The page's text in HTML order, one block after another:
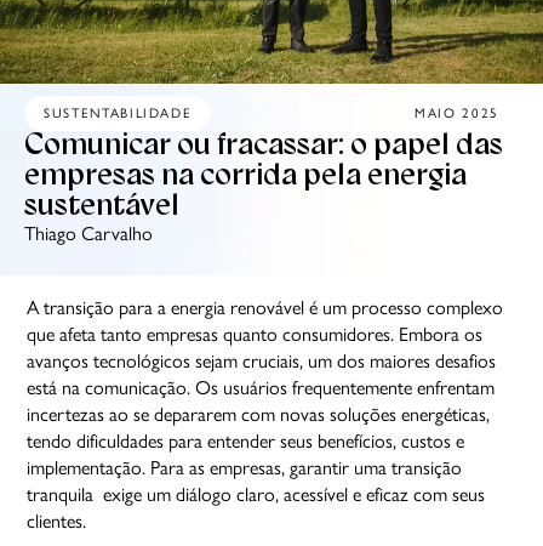
SUSTENTABILIDADE MAIO 2025
Comunicar ou fracassar: o papel das
empresas na corrida pela energia
sustentável
Thiago Carvalho
A transição para a energia renovável é um processo complexo
que afeta tanto empresas quanto consumidores. Embora os
avanços tecnológicos sejam cruciais, um dos maiores desafios
está na comunicação. Os usuários frequentemente enfrentam
incertezas ao se depararem com novas soluções energéticas,
tendo dificuldades para entender seus benefícios, custos e
implementação. Para as empresas, garantir uma transição
tranquila exige um diálogo claro, acessível e eficaz com seus
clientes.